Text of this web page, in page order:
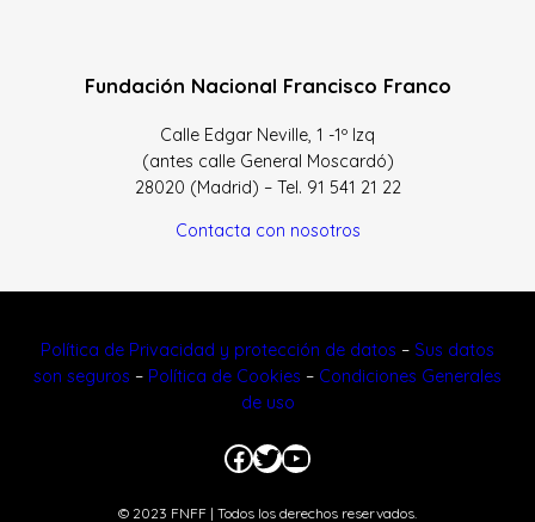
Fundación Nacional Francisco Franco
Calle Edgar Neville, 1 -1º Izq
(antes calle General Moscardó)
28020 (Madrid) – Tel. 91 541 21 22
Contacta con nosotros
Política de Privacidad y protección de datos – Sus datos
son seguros – Política de Cookies – Condiciones Generales
de uso
Facebook
Twitter
YouTube
© 2023 FNFF | Todos los derechos reservados.